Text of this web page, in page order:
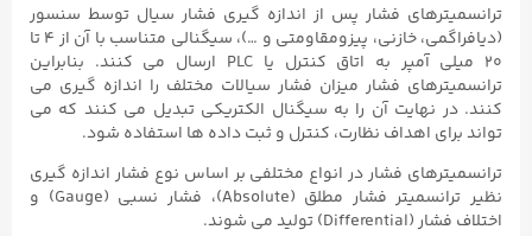
ترانسمیترهای فشار پس از اندازه گیری فشار سیال توسط سنسور
(دیافراگمی، خازنی، پیزومقاومتی و …)، سیگنالی متناسب با آن از ۴ تا
۲۰ میلی آمپر به اتاق کنترل یا PLC ارسال می کنند. بنابراین
ترانسمیترهای فشار میزان فشار سیالات مختلف را اندازه گیری می
کنند. در نهایت آن را به سیگنال الکتریکی تبدیل می کنند که می
تواند برای اهداف نظارت، کنترل و ثبت داده ها استفاده شود.
ترانسمیترهای فشار در انواع مختلفی بر اساس نوع فشار اندازه گیری
نظیر ترانسمیتر فشار مطلق (Absolute)، فشار نسبی (Gauge) و
اختلاف فشار (Differential) تولید می شوند.